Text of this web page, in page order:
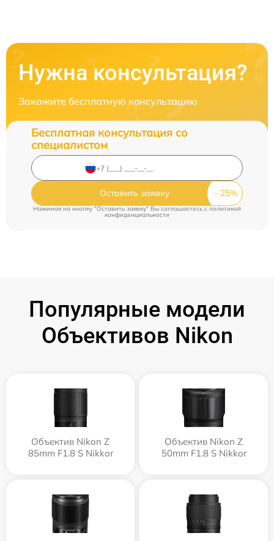
Нужна консультация?
Закажите бесплатную консультацию
Бесплатная консультация со
специалистом
Оставить заявку
Нажимая на кнопку "Оставить заявку" Вы соглашаетесь cполитикой
конфиденциальности
Популярные модели
Объективов Nikon
Объектив Nikon Z
85mm F1.8 S Nikkor
Объектив Nikon Z
50mm F1.8 S Nikkor